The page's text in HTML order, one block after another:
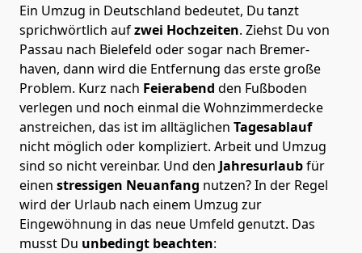
Ein Umzug in Deutschland bedeutet, Du tanzt
sprichwörtlich aufzwei Hochzeiten. Ziehst Du von
Passau nach Bielefeld oder sogar nach Bremer­
haven, dann wird die Entfernung das erste große
Problem. Kurz nach Feierabend den Fußboden
verlegen und noch einmal die Wohnzimmerdecke
anstreichen, das ist im alltäglichen Tagesablauf
nicht möglich oder kompliziert. Arbeit und Umzug
sind so nicht vereinbar. Und den Jahresurlaubfür
einen stressigen Neuanfang nutzen? In der Regel
wird der Urlaub nach einem Umzug zur
Eingewöhnung in das neue Umfeld genutzt. Das
musst Du unbedingt beachten: